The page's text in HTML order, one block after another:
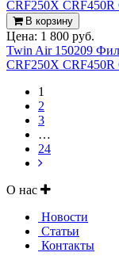
В корзину
Цена: 1 800 руб.
Twin Air 150209
CRF250X CRF450R
1
2
3
…
24
О нас
Новости
Статьи
Контакты